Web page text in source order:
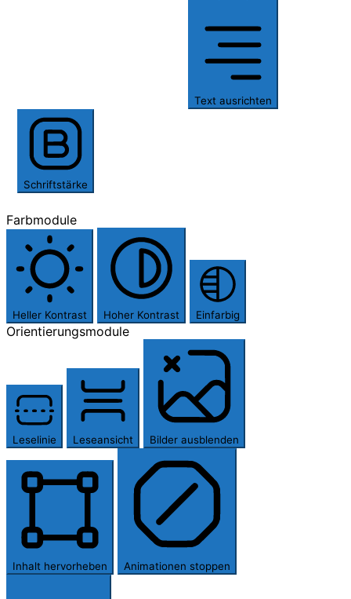
Text ausrichten
Schriftstärke
Farbmodule
Heller Kontrast Hoher Kontrast Einfarbig
Orientierungsmodule
Leselinie Leseansicht Bilder ausblenden
Inhalt hervorheben Animationen stoppen